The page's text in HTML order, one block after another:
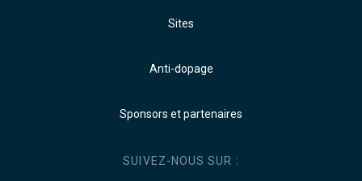
Sites
Anti-dopage
Sponsors et partenaires
SUIVEZ-NOUS SUR :